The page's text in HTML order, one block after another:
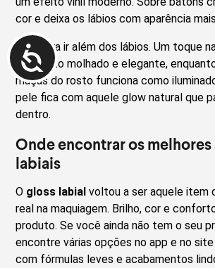
cor e deixa os lábios com aparência
E dá para ir além dos lábios. Um toque
um efeito molhado e elegante,
maçãs do rosto funciona como
pele fica com aquele glow natural que
dentro.
Onde encontrar os melhores
labiais
O gloss labial voltou a ser aquele item
real na maquiagem. Brilho, cor e
produto. Se você ainda não tem o seu
encontre várias opções no app e no site
com fórmulas leves e acabamentos